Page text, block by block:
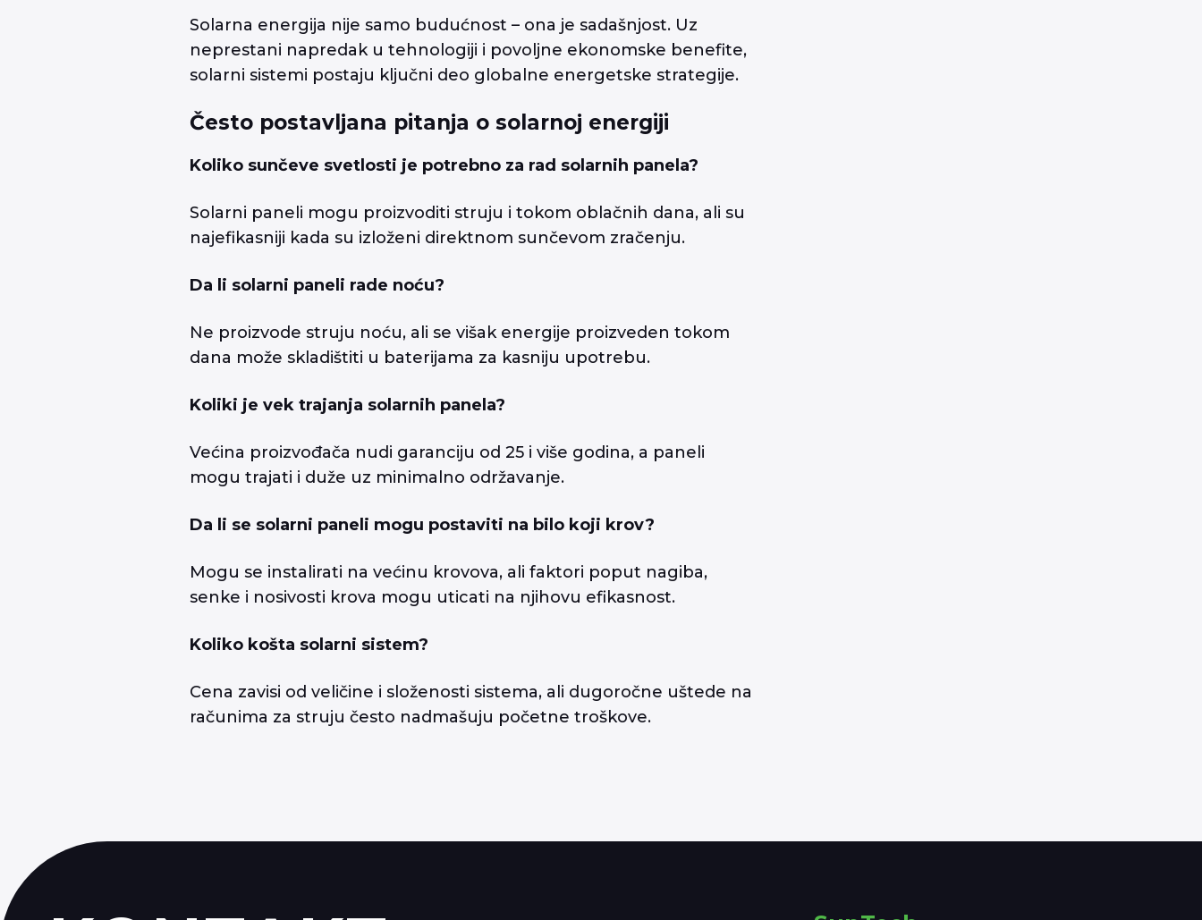
Solarna energija nije samo budućnost – ona je sadašnjost. Uz
neprestani napredak u tehnologiji i povoljne ekonomske benefite,
solarni sistemi postaju ključni deo globalne energetske strategije.
Često postavljana pitanja o solarnoj energiji
Koliko sunčeve svetlosti je potrebno za rad solarnih panela?
Solarni paneli mogu proizvoditi struju i tokom oblačnih dana, ali su
najefikasniji kada su izloženi direktnom sunčevom zračenju.
Da li solarni paneli rade noću?
Ne proizvode struju noću, ali se višak energije proizveden tokom
dana može skladištiti u baterijama za kasniju upotrebu.
Koliki je vek trajanja solarnih panela?
Većina proizvođača nudi garanciju od 25 i više godina, a paneli
mogu trajati i duže uz minimalno održavanje.
Da li se solarni paneli mogu postaviti na bilo koji krov?
Mogu se instalirati na većinu krovova, ali faktori poput nagiba,
senke i nosivosti krova mogu uticati na njihovu efikasnost.
Koliko košta solarni sistem?
Cena zavisi od veličine i složenosti sistema, ali dugoročne uštede na
računima za struju često nadmašuju početne troškove.